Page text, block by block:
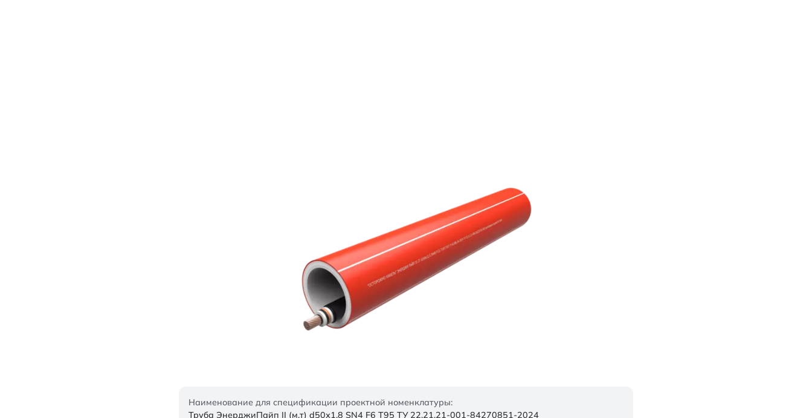
Наименование для спецификации проектной номенклатуры:
Труба ЭнерджиПайп II (м,т) d50х1,8 SN4 F6 Т95 ТУ 22.21.21-001-84270851-2024